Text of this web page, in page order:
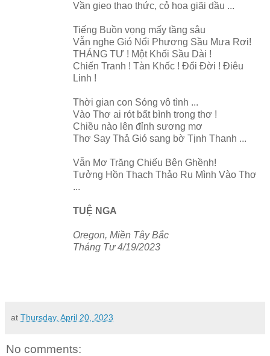
Vần gieo thao thức, cỏ hoa giãi dầu ...
Tiếng Buồn vọng mấy tầng sâu
Vẫn nghe Gió Nổi Phương Sầu Mưa Rơi!
THÁNG TƯ ! Một Khối Sầu Dài !
Chiến Tranh ! Tàn Khốc ! Đổi Đời ! Điêu
Linh !
Thời gian con Sóng vô tình ...
Vào Thơ ai rót bất bình trong thơ !
Chiều nào lên đỉnh sương mơ
Thơ Say Thả Gió sang bờ Tịnh Thanh ...
Vẫn Mơ Trăng Chiếu Bên Ghềnh!
Tưởng Hồn Thạch Thảo Ru Mình Vào Thơ
...
TUỆ NGA
Oregon, Miền Tây Bắc
Tháng Tư 4/19/2023
at Thursday, April 20, 2023
No comments: